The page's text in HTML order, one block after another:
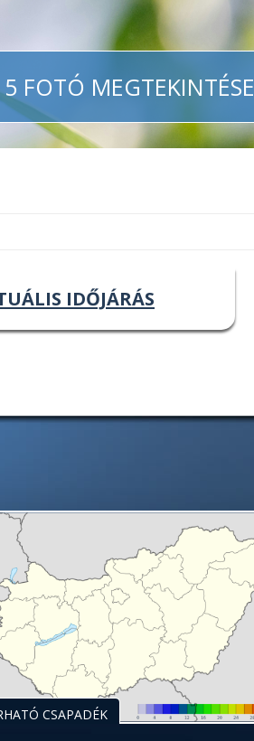
5 FOTÓ MEGTEKINTÉSE
IDŐJÁRÁS
CSAPADÉK